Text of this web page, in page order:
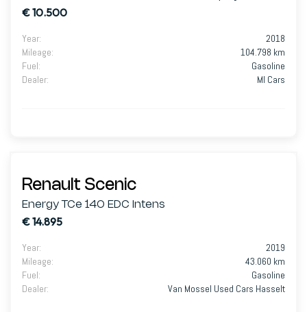
€ 10.500
Year:
2018
Mileage:
104.798 km
Fuel:
Gasoline
Dealer: MI Cars
Renault Scenic
Energy TCe 140 EDC Intens
€ 14.895
Year:
2019
Mileage:
43.060 km
Fuel:
Gasoline
Dealer: Van Mossel Used Cars Hasselt